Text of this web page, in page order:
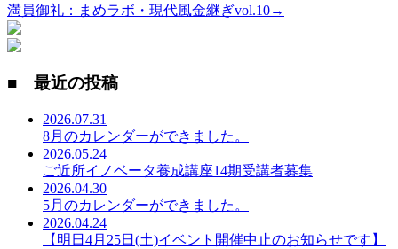
満員御礼：まめラボ・現代風金継ぎvol.10→
■ 最近の投稿
2026.07.31
8月のカレンダーができました。
2026.05.24
ご近所イノベータ養成講座14期受講者募集
2026.04.30
5月のカレンダーができました。
2026.04.24
【明日4月25日(土)イベント開催中止のお知らせです】